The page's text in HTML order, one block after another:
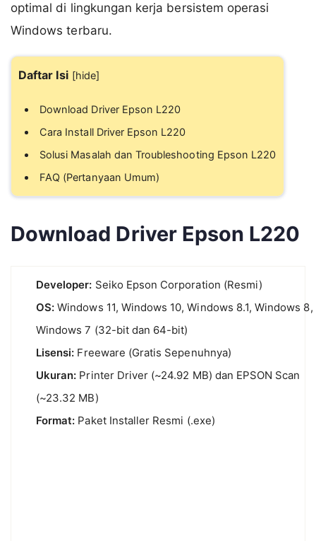
optimal di lingkungan kerja bersistem operasi
Windows terbaru.
Daftar Isi [hide]
Download Driver Epson L220
Cara Install Driver Epson L220
Solusi Masalah dan Troubleshooting Epson L220
FAQ (Pertanyaan Umum)
Download Driver Epson L220
Developer: Seiko Epson Corporation (Resmi)
OS: Windows 11, Windows 10, Windows 8.1, Windows 8,
Windows 7 (32-bit dan 64-bit)
Lisensi: Freeware (Gratis Sepenuhnya)
Ukuran: Printer Driver (~24.92 MB) dan EPSON Scan
(~23.32 MB)
Format: Paket Installer Resmi (.exe)